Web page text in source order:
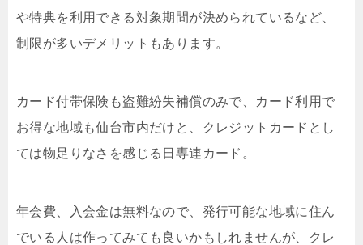
や特典を利用できる対象期間が決められているなど、
制限が多いデメリットもあります。
カード付帯保険も盗難紛失補償のみで、カード利用で
お得な地域も仙台市内だけと、クレジットカードとし
ては物足りなさを感じる日専連カード。
年会費、入会金は無料なので、発行可能な地域に住ん
でいる人は作ってみても良いかもしれませんが、クレ